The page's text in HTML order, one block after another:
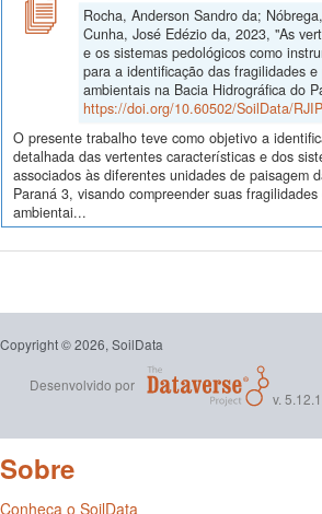
Rocha, Anderson Sandro da;
Cunha, José Edézio da, 2023, "As
e os sistemas pedológicos como
para a identificação das fragilidades
ambientais na Bacia Hidrográfica do
https://doi.org/10.60502/SoilData/
O presente trabalho teve como objetivo a
detalhada das vertentes características e dos
associados às diferentes unidades de paisagem
Paraná 3, visando compreender suas
ambientai...
Copyright © 2026, SoilData
Desenvolvido por
v.
Sobre
Conheça o SoilData